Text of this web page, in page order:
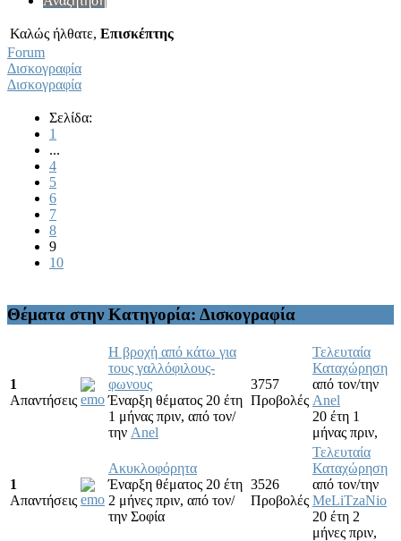
Καλώς ήλθατε, Επισκέπτης
Forum
Δισκογραφία
Δισκογραφία
Σελίδα:
1
...
4
5
6
7
8
9
10
Θέματα στην Κατηγορία: Δισκογραφία
1
Απαντήσεις
Η βροχή από κάτω για
τους γαλλόφιλους-
φωνους
Έναρξη θέματος 20 έτη
1 μήνας πριν, από τον/
την Anel
3757
Προβολές
Τελευταία
Καταχώρηση
από τον/την
Anel
20 έτη 1
μήνας πριν,
1
Απαντήσεις
Ακυκλοφόρητα
Έναρξη θέματος 20 έτη
2 μήνες πριν, από τον/
την Σοφία
3526
Προβολές
Τελευταία
Καταχώρηση
από τον/την
MeLiTzaNio
20 έτη 2
μήνες πριν,